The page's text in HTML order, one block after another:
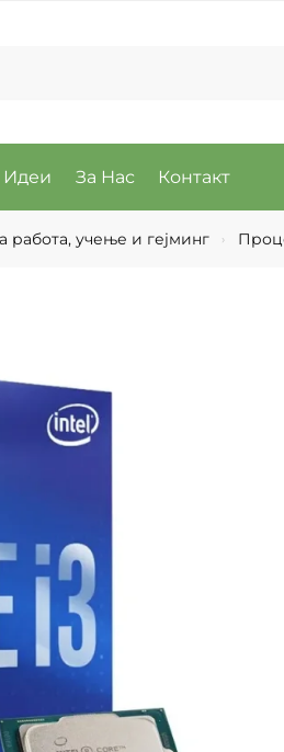
Идеи За Нас Контакт
работа, учење и гејминг ›